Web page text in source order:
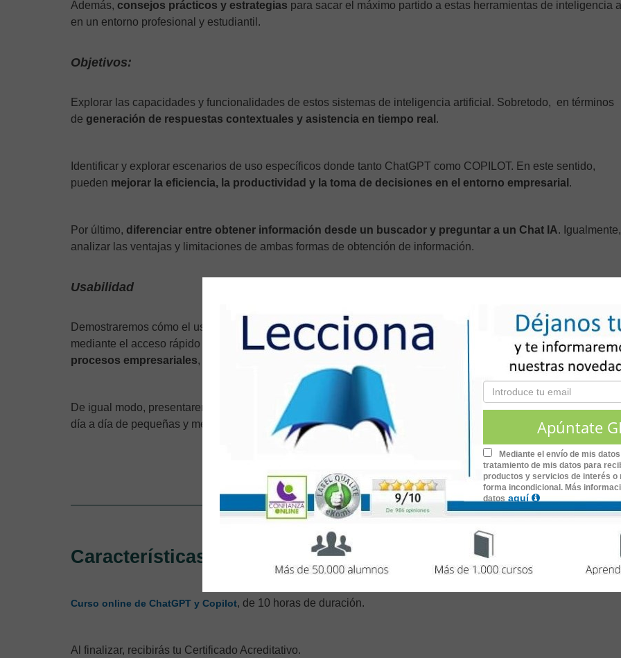
Además, consejos prácticos y estrategias para sacar el máximo partido a estas herramientas de inteligencia
en un entorno profesional y estudiantil.
Objetivos:
Explorar las capacidades y funcionalidades de estos sistemas de inteligencia artificial. Sobretodo, en términos
de generación de respuestas contextuales y asistencia en tiempo real .
Identificar y explorar escenarios de uso específicos donde tanto ChatGPT como COPILOT. En este sentido,
pueden mejorar la eficiencia, la productividad y la toma de decisiones en el entorno empresarial .
Por último, diferenciar entre obtener información desde un buscador y preguntar a un Chat IA. Igualmente,
analizar las ventajas y limitaciones de ambas formas de obtención de información.
Usabilidad
Demostraremos cómo el uso de ChatGPT y Copilot puede mejorar la toma de decisiones empresariales. Por
mediante el acceso rápido a información relevante y precisa. También, cómo
estas herramientas pueden
procesos empresariales, desde la atención al cliente hasta la gestión de tareas administrativas.
De igual modo, presentaremos casos de uso donde estas herramientas han resuelto problemas comunes
día a día de pequeñas y medianas empresas.
Descubre nuestro Catálogo online de cursos de Informática
Características
Curso online de ChatGPT y Copilot, de 10 horas de duración.
Al finalizar, recibirás tu Certificado Acreditativo.
Mediante el envío de mis
tratamiento de mis datos para
productos y servicios de interés o
forma incondicional. Más
datos aquí